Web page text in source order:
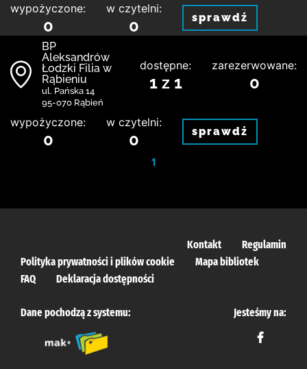
wypożyczone:
0
w czytelni:
0 sprawdź
BP
Aleksandrów
Łodzki Filia w
Rąbieniu
ul. Pańska 14
95-070 Rąbień
dostępne:
1 z 1
zarezerwowane:
0
wypożyczone:
0
w czytelni:
0 sprawdź
1
Kontakt
Regulamin
Polityka prywatności i plików cookie
Mapa bibliotek
FAQ
Deklaracja dostępności
Dane pochodzą z systemu: Jesteśmy na: